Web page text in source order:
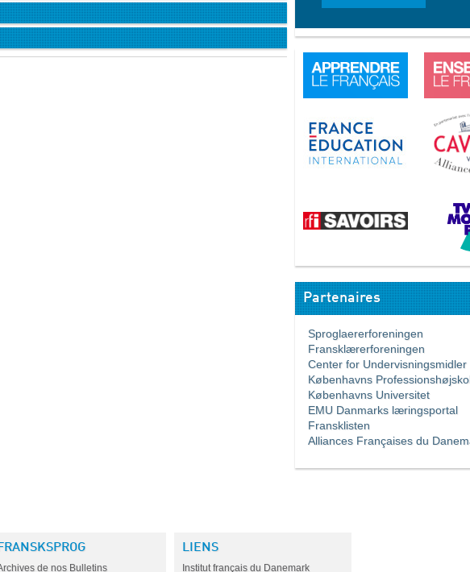
Partenaires
Sproglaererforeningen
Fransklærerforeningen
Center for Undervisningsmidler
Københavns
Københavns Universitet
EMU Danmarks læringsportal
Fransklisten
Alliances Françaises du
FRANSKSPROG
de nos Bulletins
LIENS
Institut français du Danemark